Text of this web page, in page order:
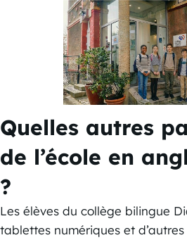
Quelles autres
de l’école en
?
Les élèves du collège bilingue
tablettes numériques et